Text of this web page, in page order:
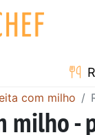
com milho
milho -